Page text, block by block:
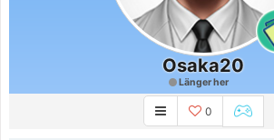
Osaka20
Länger her
0